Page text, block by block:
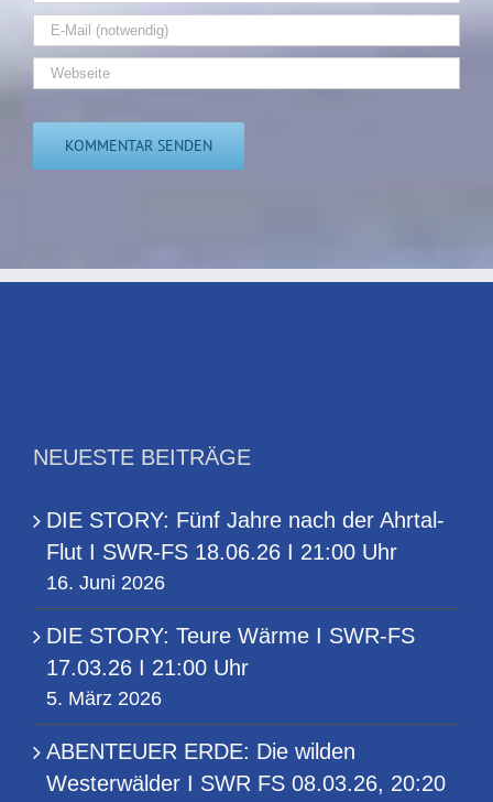
NEUESTE BEITRÄGE
DIE STORY: Fünf Jahre nach der Ahrtal-
Flut I SWR-FS 18.06.26 I 21:00 Uhr
16. Juni 2026
DIE STORY: Teure Wärme I SWR-FS
17.03.26 I 21:00 Uhr
5. März 2026
ABENTEUER ERDE: Die wilden
Westerwälder I SWR FS 08.03.26, 20:20